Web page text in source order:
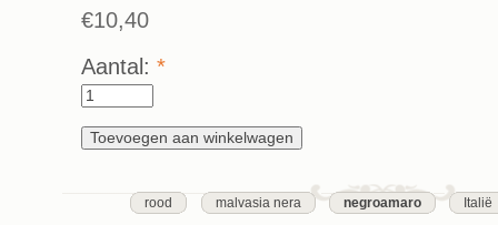
€10,40
Aantal: *
rood malvasia nera negroamaro Italië